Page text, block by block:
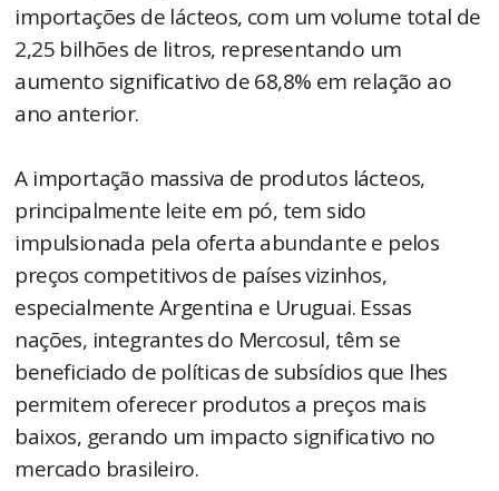
importações de lácteos, com um volume total de
2,25 bilhões de litros, representando um
aumento significativo de 68,8% em relação ao
ano anterior.
A importação massiva de produtos lácteos,
principalmente leite em pó, tem sido
impulsionada pela oferta abundante e pelos
preços competitivos de países vizinhos,
especialmente Argentina e Uruguai. Essas
nações, integrantes do Mercosul, têm se
beneficiado de políticas de subsídios que lhes
permitem oferecer produtos a preços mais
baixos, gerando um impacto significativo no
mercado brasileiro.